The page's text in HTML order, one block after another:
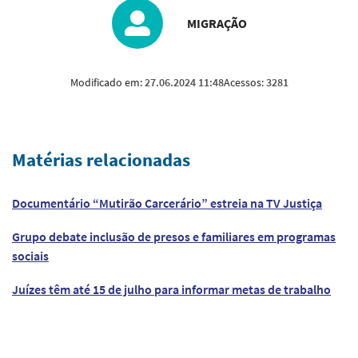
MIGRAÇÃO
Modificado em:27.06.2024 11:48Acessos:3281
Matérias relacionadas
Documentário “Mutirão Carcerário” estreia na TV Justiça
Grupo debate inclusão de presos e familiares em programas
sociais
Juízes têm até 15 de julho para informar metas de trabalho